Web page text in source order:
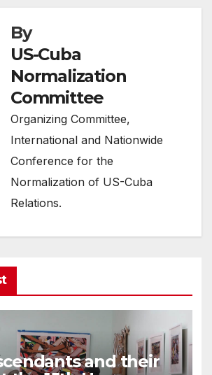
By
US-Cuba
Normalization
Committee
Organizing Committee,
International and Nationwide
Conference for the
Normalization of US-Cuba
Relations.
and their